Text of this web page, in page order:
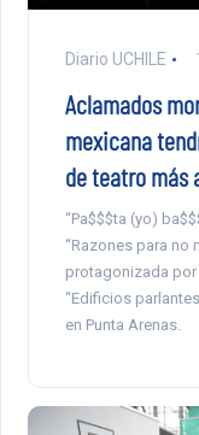
Diario UCHILE
Aclamados
mexicana
de teatro más
“Pa$$$ta (yo)
“Razones para no
protagonizada por
“Edificios
en Punta Arenas.